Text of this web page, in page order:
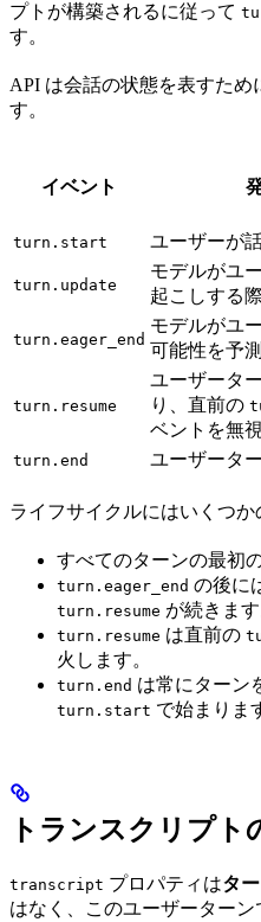
プトが構築されるに従って
す。
API は会話の状態を表すため
す。
イベント
turn.start ユーザーが
turn.update
モデルがユ
起こしする
turn.eager_end
モデルがユ
可能性を予測
turn.resume
ユーザータ
り、直前の
ベントを無
turn.end ユーザータ
ライフサイクルにはいくつ
すべてのターンの最初
turn.eager_end の後に
turn.resume が続きます
turn.resume は直前の
火します。
turn.end は常にターン
turn.start で始まりま
トランスクリプト
transcript プロパティはタ
はなく、このユーザーター